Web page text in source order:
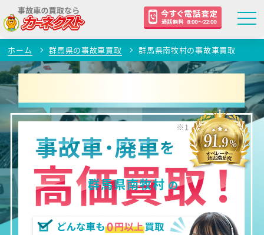
ホーム 群馬県の事故車買取 群馬県南牧村の事故車買取
群馬県南牧村 の